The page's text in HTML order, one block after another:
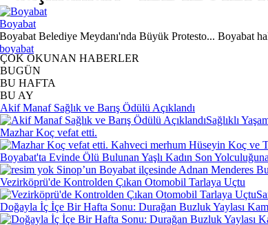
Boyabat
Boyabat Belediye Meydanı'nda Büyük Protesto... Boyabat
boyabat
ÇOK OKUNAN HABERLER
BUGÜN
BU HAFTA
BU AY
Akif Manaf Sağlık ve Barış Ödülü Açıklandı
Sağlıklı
Mazhar Koç vefat etti.
Kahveci merhum Hüseyin Koç ve
Boyabat'ta Evinde Ölü Bulunan Yaşlı Kadın Son
Sinop’un Boyabat ilçesinde Adnan Menderes
Vezirköprü'de Kontrolden Çıkan Otomobil Tarlaya Uçtu
Doğayla İç İçe Bir Hafta Sonu: Durağan Buzluk Yaylası